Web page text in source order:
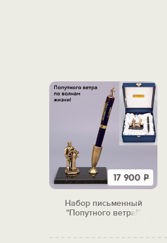
17 900 Р
Набор письменный
"Попутного ветра!"